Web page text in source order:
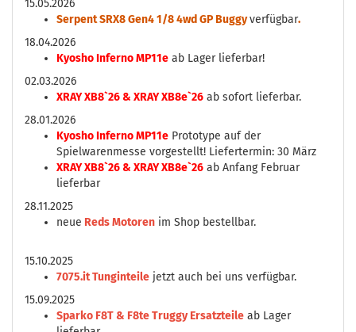
15.05.2026
Serpent SRX8 Gen4 1/8 4wd GP Buggyverfügbar.
18.04.2026
Kyosho Inferno MP11e ab Lager lieferbar!
02.03.2026
XRAY XB8`26 & XRAY XB8e`26 ab sofort lieferbar.
28.01.2026
Kyosho Inferno MP11e Prototype auf der
Spielwarenmesse vorgestellt! Liefertermin: 30 März
XRAY XB8`26 & XRAY XB8e`26 ab Anfang Februar
lieferbar
28.11.2025
neue Reds Motoren im Shop bestellbar.
15.10.2025
7075.it Tunginteile jetzt auch bei uns verfügbar.
15.09.2025
Sparko F8T & F8te Truggy Ersatzteile ab Lager